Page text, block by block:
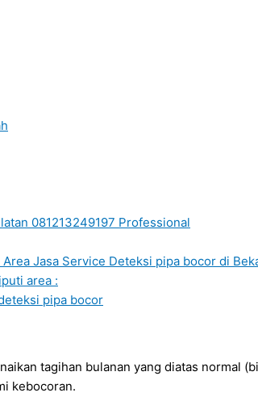
081213249197 Professional
Jasa Service Deteksi pipa bocor di
area :
pipa bocor
tagihan bulanan yang diatas normal
kebocoran.